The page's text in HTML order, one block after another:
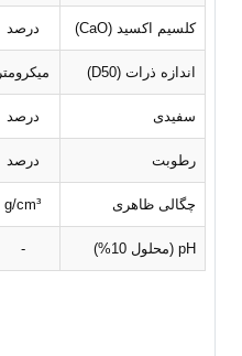
کلسیم اکسید (CaO) درصد
اندازه ذرات (D50) میکرومتر
سفیدی درصد
رطوبت درصد
چگالی ظاهری g/cm³
pH (محلول 10%) -